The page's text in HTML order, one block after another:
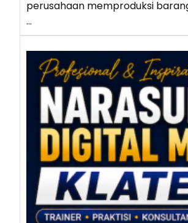
perusahaan memproduksi
…